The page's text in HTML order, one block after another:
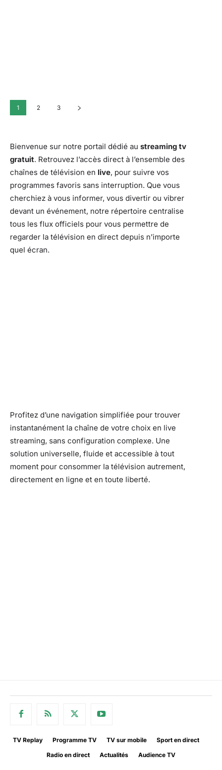
1 2 3
Bienvenue sur notre portail dédié au streaming tv
gratuit. Retrouvez l’accès direct à l’ensemble des
chaînes de télévision en live, pour suivre vos
programmes favoris sans interruption. Que vous
cherchiez à vous informer, vous divertir ou vibrer
devant un événement, notre répertoire centralise
tous les flux officiels pour vous permettre de
regarder la télévision en direct depuis n’importe
quel écran.
Profitez d’une navigation simplifiée pour trouver
instantanément la chaîne de votre choix en live
streaming, sans configuration complexe. Une
solution universelle, fluide et accessible à tout
moment pour consommer la télévision autrement,
directement en ligne et en toute liberté.
TV Replay Programme TV TV sur mobile
Sport en direct
Radio en direct
Actualités Audience TV